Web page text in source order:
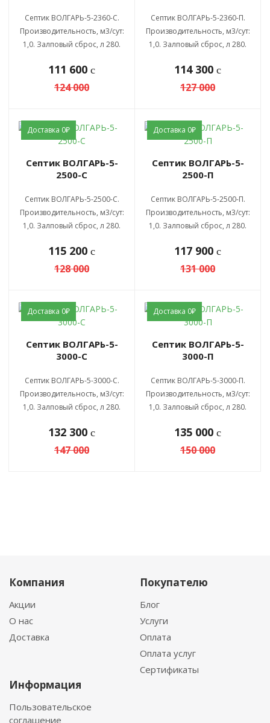
Септик ВОЛГАРЬ-5-2360-С.
Производительность, м3/сут:
1,0. Залповый сброс, л 280.
111 600 c
124 000
Септик ВОЛГАРЬ-5-2360-П.
Производительность, м3/сут:
1,0. Залповый сброс, л 280.
114 300 c
127 000
Доставка 0₽
Септик ВОЛГАРЬ-5-
2500-С
Септик ВОЛГАРЬ-5-2500-С.
Производительность, м3/сут:
1,0. Залповый сброс, л 280.
115 200 c
128 000
Доставка 0₽
Септик ВОЛГАРЬ-5-
2500-П
Септик ВОЛГАРЬ-5-2500-П.
Производительность, м3/сут:
1,0. Залповый сброс, л 280.
117 900 c
131 000
Доставка 0₽
Септик ВОЛГАРЬ-5-
3000-С
Септик ВОЛГАРЬ-5-3000-С.
Производительность, м3/сут:
1,0. Залповый сброс, л 280.
132 300 c
147 000
Доставка 0₽
Септик ВОЛГАРЬ-5-
3000-П
Септик ВОЛГАРЬ-5-3000-П.
Производительность, м3/сут:
1,0. Залповый сброс, л 280.
135 000 c
150 000
Компания
Акции
О нас
Доставка
Покупателю
Блог
Услуги
Оплата
Оплата услуг
Сертификаты
Информация
Пользовательское
соглашение